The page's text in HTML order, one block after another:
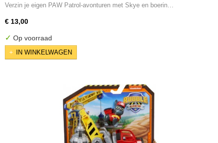
Speelfigurenset
Verzin je eigen PAW Patrol-avonturen met Skye en boerin…
€ 13,00
✓ Op voorraad
IN WINKELWAGEN